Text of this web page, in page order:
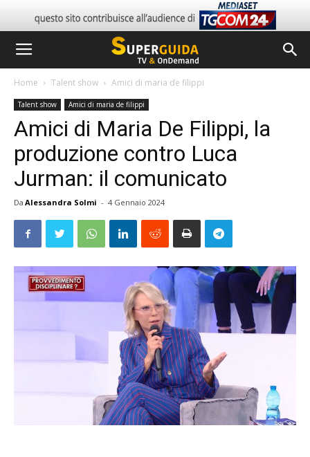
Home Talent show Amici di maria de filippi
Talent show Amici di maria de filippi
Amici di Maria De Filippi, la
produzione contro Luca
Jurman: il comunicato
Da Alessandra Solmi - 4 Gennaio 2024